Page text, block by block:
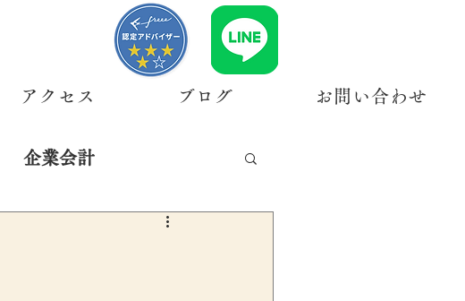
アクセス ブログ お問い合わせ
企業会計